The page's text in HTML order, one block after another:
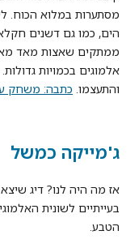
מסתערות במלוא הכוח.
הים, כמו גם דשנים
ממתקים שאצות מאד
והתעצמו. כתבה: משחק
ג'מייקה כמשל
אז מה היה לנו? דיג
בעייתיים לשונית
הטבע.